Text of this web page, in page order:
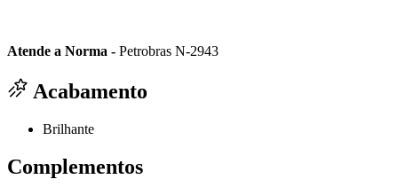
Atende a Norma - Petrobras N-2943
Acabamento
Brilhante
Complementos